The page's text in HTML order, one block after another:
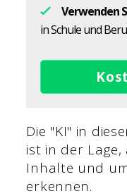
Verwenden
in Schule und
Die "KI" in
ist in der
Inhalte und
erkennen.